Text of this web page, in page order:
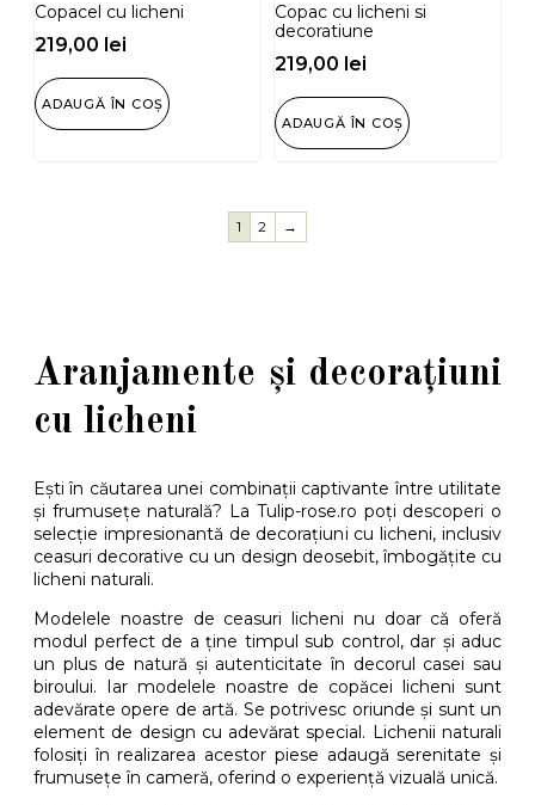
Copacel cu licheni
219,00 lei
ADAUGĂ ÎN COȘ
Copac cu licheni si
decoratiune
219,00 lei
ADAUGĂ ÎN COȘ
1 2 →
Aranjamente și decorațiuni
cu licheni
Ești în căutarea unei combinații captivante între utilitate
și frumusețe naturală? La Tulip-rose.ro poți descoperi o
selecție impresionantă de decorațiuni cu licheni, inclusiv
ceasuri decorative cu un design deosebit, îmbogățite cu
licheni naturali.
Modelele noastre de ceasuri licheni nu doar că oferă
modul perfect de a ține timpul sub control, dar și aduc
un plus de natură și autenticitate în decorul casei sau
biroului. Iar modelele noastre de copăcei licheni sunt
adevărate opere de artă. Se potrivesc oriunde și sunt un
element de design cu adevărat special. Lichenii naturali
folosiți în realizarea acestor piese adaugă serenitate și
frumusețe în cameră, oferind o experiență vizuală unică.